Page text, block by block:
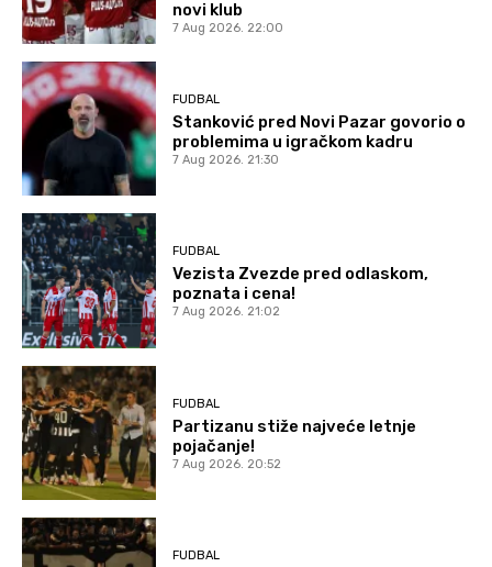
novi klub
7 Aug 2026. 22:00
FUDBAL
Stanković pred Novi Pazar govorio o
problemima u igračkom kadru
7 Aug 2026. 21:30
FUDBAL
Vezista Zvezde pred odlaskom,
poznata i cena!
7 Aug 2026. 21:02
FUDBAL
Partizanu stiže najveće letnje
pojačanje!
7 Aug 2026. 20:52
FUDBAL